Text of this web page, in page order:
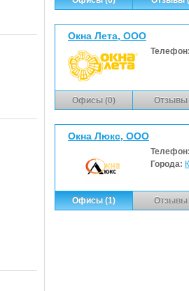
Окна Лета, ООО
Офисы (0) Отзывы
Окна Люкс, ООО
Города:
Офисы (1) Отзывы